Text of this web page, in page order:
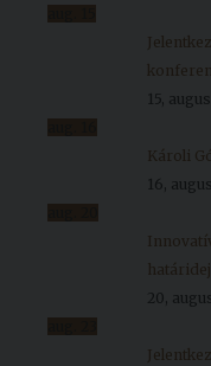
15,
Károli
16,
20,